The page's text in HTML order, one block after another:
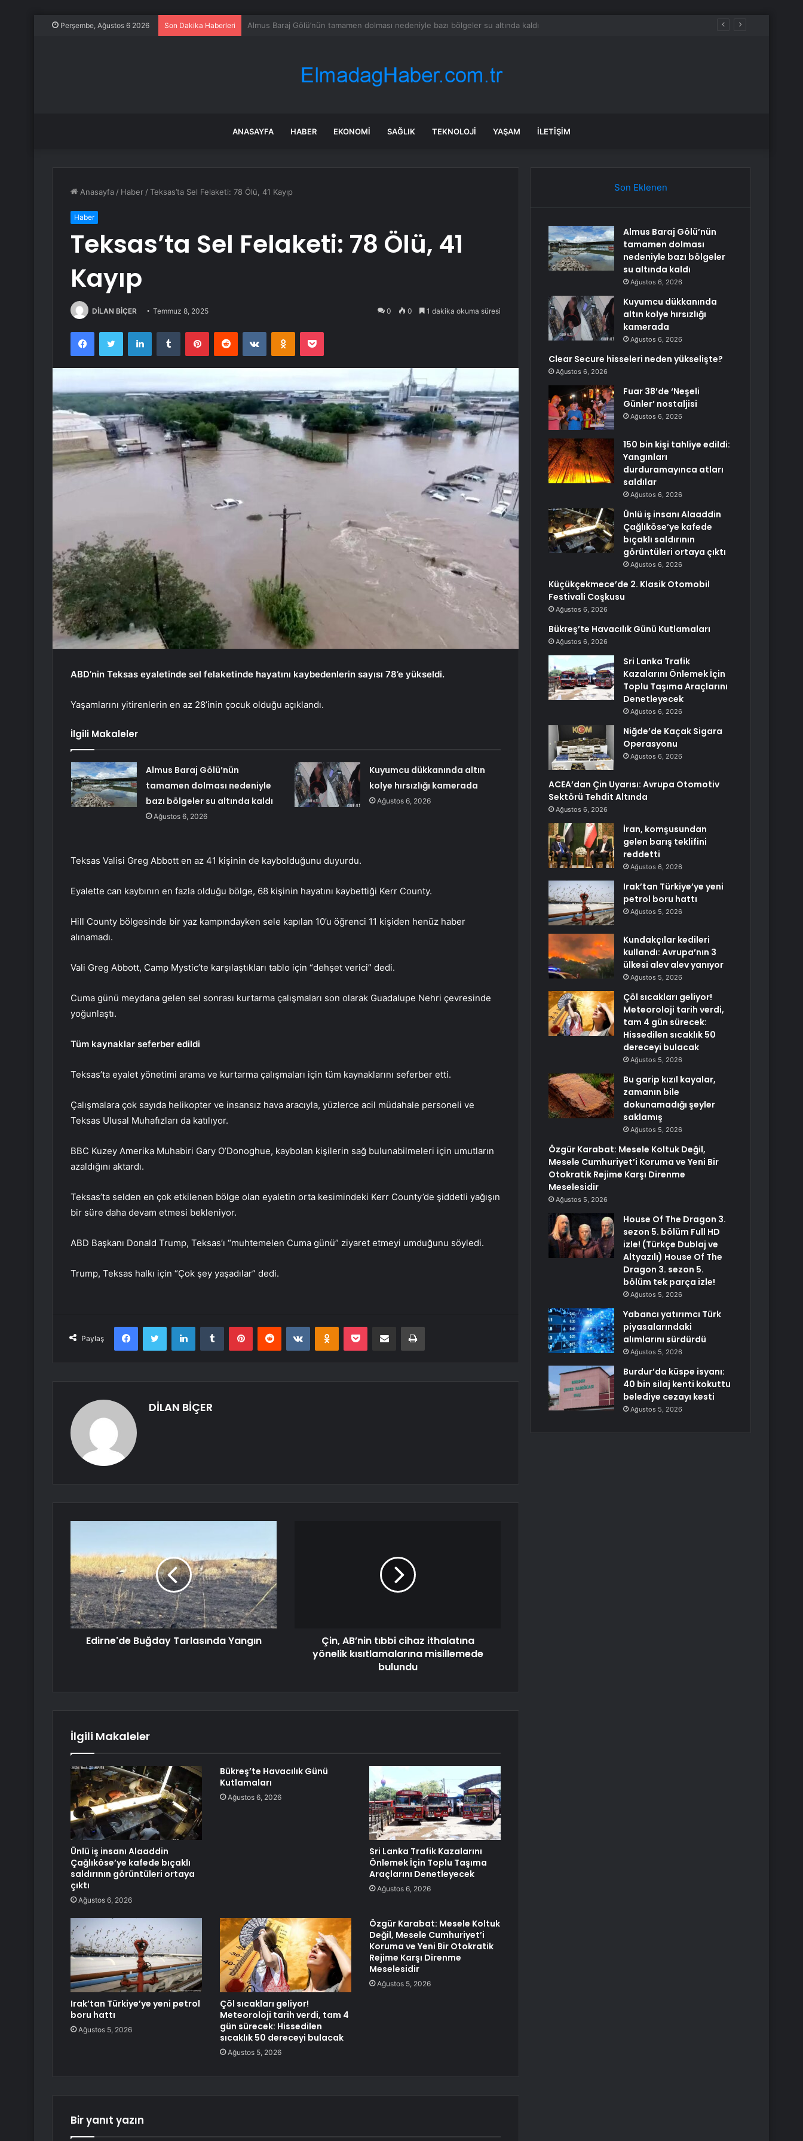
Perşembe, Ağustos 6 2026 Son Dakika Haberleri Kuyumcu dükkanında altın kolye hırsızlığı kamerada
ANASAYFA HABER EKONOMI SAĞLIK TEKNOLOJI YAŞAM İLETIŞIM
Anasayfa / Haber /Teksas’ta Sel Felaketi: 78 Ölü, 41 Kayıp
Haber
Teksas’ta Sel Felaketi: 78 Ölü, 41
Kayıp
DİLAN BİÇER Temmuz 8, 2025 0 0 1 dakika okuma süresi
FacebookTwitter LinkedInTumblr PinterestReddit VKontakteOdnoklassniki
Pocket
ABD’nin Teksas eyaletinde sel felaketinde hayatını kaybedenlerin sayısı 78’e yükseldi.
Yaşamlarını yitirenlerin en az 28’inin çocuk olduğu açıklandı.
İlgili Makaleler
Almus Baraj Gölü’nün
tamamen dolması nedeniyle
bazı bölgeler su altında kaldı
Ağustos 6, 2026
Kuyumcu dükkanında altın
kolye hırsızlığı kamerada
Ağustos 6, 2026
Teksas Valisi Greg Abbott en az 41 kişinin de kaybolduğunu duyurdu.
Eyalette can kaybının en fazla olduğu bölge, 68 kişinin hayatını kaybettiği Kerr County.
Hill County bölgesinde bir yaz kampındayken sele kapılan 10’u öğrenci 11 kişiden henüz haber
alınamadı.
Vali Greg Abbott, Camp Mystic’te karşılaştıkları tablo için “dehşet verici” dedi.
Cuma günü meydana gelen sel sonrası kurtarma çalışmaları son olarak Guadalupe Nehri çevresinde
yoğunlaştı.
Tüm kaynaklar seferber edildi
Teksas’ta eyalet yönetimi arama ve kurtarma çalışmaları için tüm kaynaklarını seferber etti.
Çalışmalara çok sayıda helikopter ve insansız hava aracıyla, yüzlerce acil müdahale personeli ve
Teksas Ulusal Muhafızları da katılıyor.
BBC Kuzey Amerika Muhabiri Gary O’Donoghue, kaybolan kişilerin sağ bulunabilmeleri için umutların
azaldığını aktardı.
Teksas’ta selden en çok etkilenen bölge olan eyaletin orta kesimindeki Kerr County’de şiddetli yağışın
bir süre daha devam etmesi bekleniyor.
ABD Başkanı Donald Trump, Teksas’ı “muhtemelen Cuma günü” ziyaret etmeyi umduğunu söyledi.
Trump, Teksas halkı için “Çok şey yaşadılar” dedi.
Paylaş
FacebookTwitter LinkedInTumblr PinterestReddit VKontakteOdnoklassniki
Pocket E-Posta ile paylaş Yazdır
DİLAN BİÇER
Edirne'de Buğday Tarlasında Yangın
Çin, AB’nin tıbbi cihaz ithalatına
yönelik kısıtlamalarına misillemede
bulundu
İlgili Makaleler
Ünlü iş insanı Alaaddin
Çağlıköse’ye kafede bıçaklı
saldırının görüntüleri ortaya
çıktı
Ağustos 6, 2026
Bükreş’te Havacılık Günü
Kutlamaları
Ağustos 6, 2026
Sri Lanka Trafik Kazalarını
Önlemek İçin Toplu Taşıma
Araçlarını Denetleyecek
Ağustos 6, 2026
Irak’tan Türkiye’ye yeni petrol
boru hattı
Ağustos 5, 2026
Çöl sıcakları geliyor!
Meteoroloji tarih verdi, tam 4
gün sürecek: Hissedilen
sıcaklık 50 dereceyi bulacak
Ağustos 5, 2026
Özgür Karabat: Mesele Koltuk
Değil, Mesele Cumhuriyet’i
Koruma ve Yeni Bir Otokratik
Rejime Karşı Direnme
Meselesidir
Ağustos 5, 2026
Bir yanıt yazın
Son Eklenen
Almus Baraj Gölü’nün
tamamen dolması
nedeniyle bazı bölgeler
su altında kaldı
Ağustos 6, 2026
Kuyumcu dükkanında
altın kolye hırsızlığı
kamerada
Ağustos 6, 2026
Clear Secure hisseleri neden yükselişte?
Ağustos 6, 2026
Fuar 38’de ‘Neşeli
Günler’ nostaljisi
Ağustos 6, 2026
150 bin kişi tahliye edildi:
Yangınları
durduramayınca atları
saldılar
Ağustos 6, 2026
Ünlü iş insanı Alaaddin
Çağlıköse’ye kafede
bıçaklı saldırının
görüntüleri ortaya çıktı
Ağustos 6, 2026
Küçükçekmece’de 2. Klasik Otomobil
Festivali Coşkusu
Ağustos 6, 2026
Bükreş’te Havacılık Günü Kutlamaları
Ağustos 6, 2026
Sri Lanka Trafik
Kazalarını Önlemek İçin
Toplu Taşıma Araçlarını
Denetleyecek
Ağustos 6, 2026
Niğde’de Kaçak Sigara
Operasyonu
Ağustos 6, 2026
ACEA’dan Çin Uyarısı: Avrupa Otomotiv
Sektörü Tehdit Altında
Ağustos 6, 2026
İran, komşusundan
gelen barış teklifini
reddetti
Ağustos 6, 2026
Irak’tan Türkiye’ye yeni
petrol boru hattı
Ağustos 5, 2026
Kundakçılar kedileri
kullandı: Avrupa’nın 3
ülkesi alev alev yanıyor
Ağustos 5, 2026
Çöl sıcakları geliyor!
Meteoroloji tarih verdi,
tam 4 gün sürecek:
Hissedilen sıcaklık 50
dereceyi bulacak
Ağustos 5, 2026
Bu garip kızıl kayalar,
zamanın bile
dokunamadığı şeyler
saklamış
Ağustos 5, 2026
Özgür Karabat: Mesele Koltuk Değil,
Mesele Cumhuriyet’i Koruma ve Yeni Bir
Otokratik Rejime Karşı Direnme
Meselesidir
Ağustos 5, 2026
House Of The Dragon 3.
sezon 5. bölüm Full HD
izle! (Türkçe Dublaj ve
Altyazılı) House Of The
Dragon 3. sezon 5.
bölüm tek parça izle!
Ağustos 5, 2026
Yabancı yatırımcı Türk
piyasalarındaki
alımlarını sürdürdü
Ağustos 5, 2026
Burdur’da küspe isyanı:
40 bin silaj kenti kokuttu
belediye cezayı kesti
Ağustos 5, 2026